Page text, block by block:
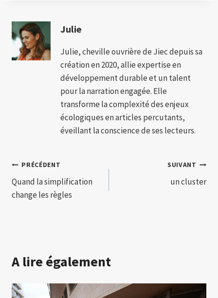
Julie
Julie, cheville ouvrière de Jiec depuis sa
création en 2020, allie expertise en
développement durable et un talent
pour la narration engagée. Elle
transforme la complexité des enjeux
écologiques en articles percutants,
éveillant la conscience de ses lecteurs.
Navigation
de
PRÉCÉDENT
Quand la simplification
change les règles
SUIVANT
un cluster
A lire également